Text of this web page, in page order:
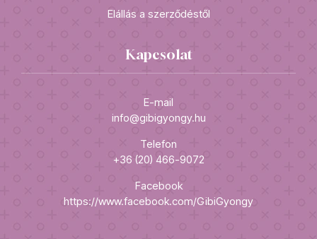
Elállás a szerződéstől
Kapcsolat
E-mail
info@gibigyongy.hu
Telefon
+36 (20) 466-9072
Facebook
https://www.facebook.com/GibiGyongy